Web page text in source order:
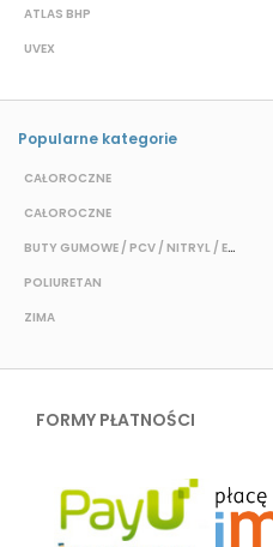
ATLAS BHP
UVEX
Popularne kategorie
CAŁOROCZNE
CAŁOROCZNE
BUTY GUMOWE / PCV / NITRYL / EVA
POLIURETAN
ZIMA
FORMY PŁATNOŚCI